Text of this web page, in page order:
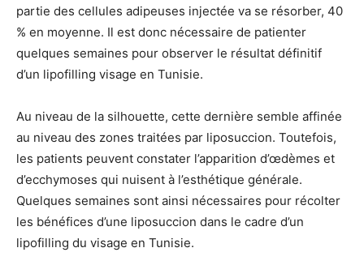
partie des cellules adipeuses injectée va se résorber, 40
% en moyenne. Il est donc nécessaire de patienter
quelques semaines pour observer le résultat définitif
d’un lipofilling visage en Tunisie.
Au niveau de la silhouette, cette dernière semble affinée
au niveau des zones traitées par liposuccion. Toutefois,
les patients peuvent constater l’apparition d’œdèmes et
d’ecchymoses qui nuisent à l’esthétique générale.
Quelques semaines sont ainsi nécessaires pour récolter
les bénéfices d’une liposuccion dans le cadre d’un
lipofilling du visage en Tunisie.